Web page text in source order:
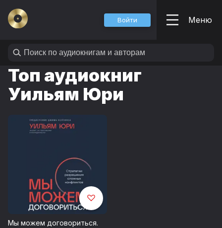
Войти Меню
Топ аудиокниг
Уильям Юри
Мы можем договориться.